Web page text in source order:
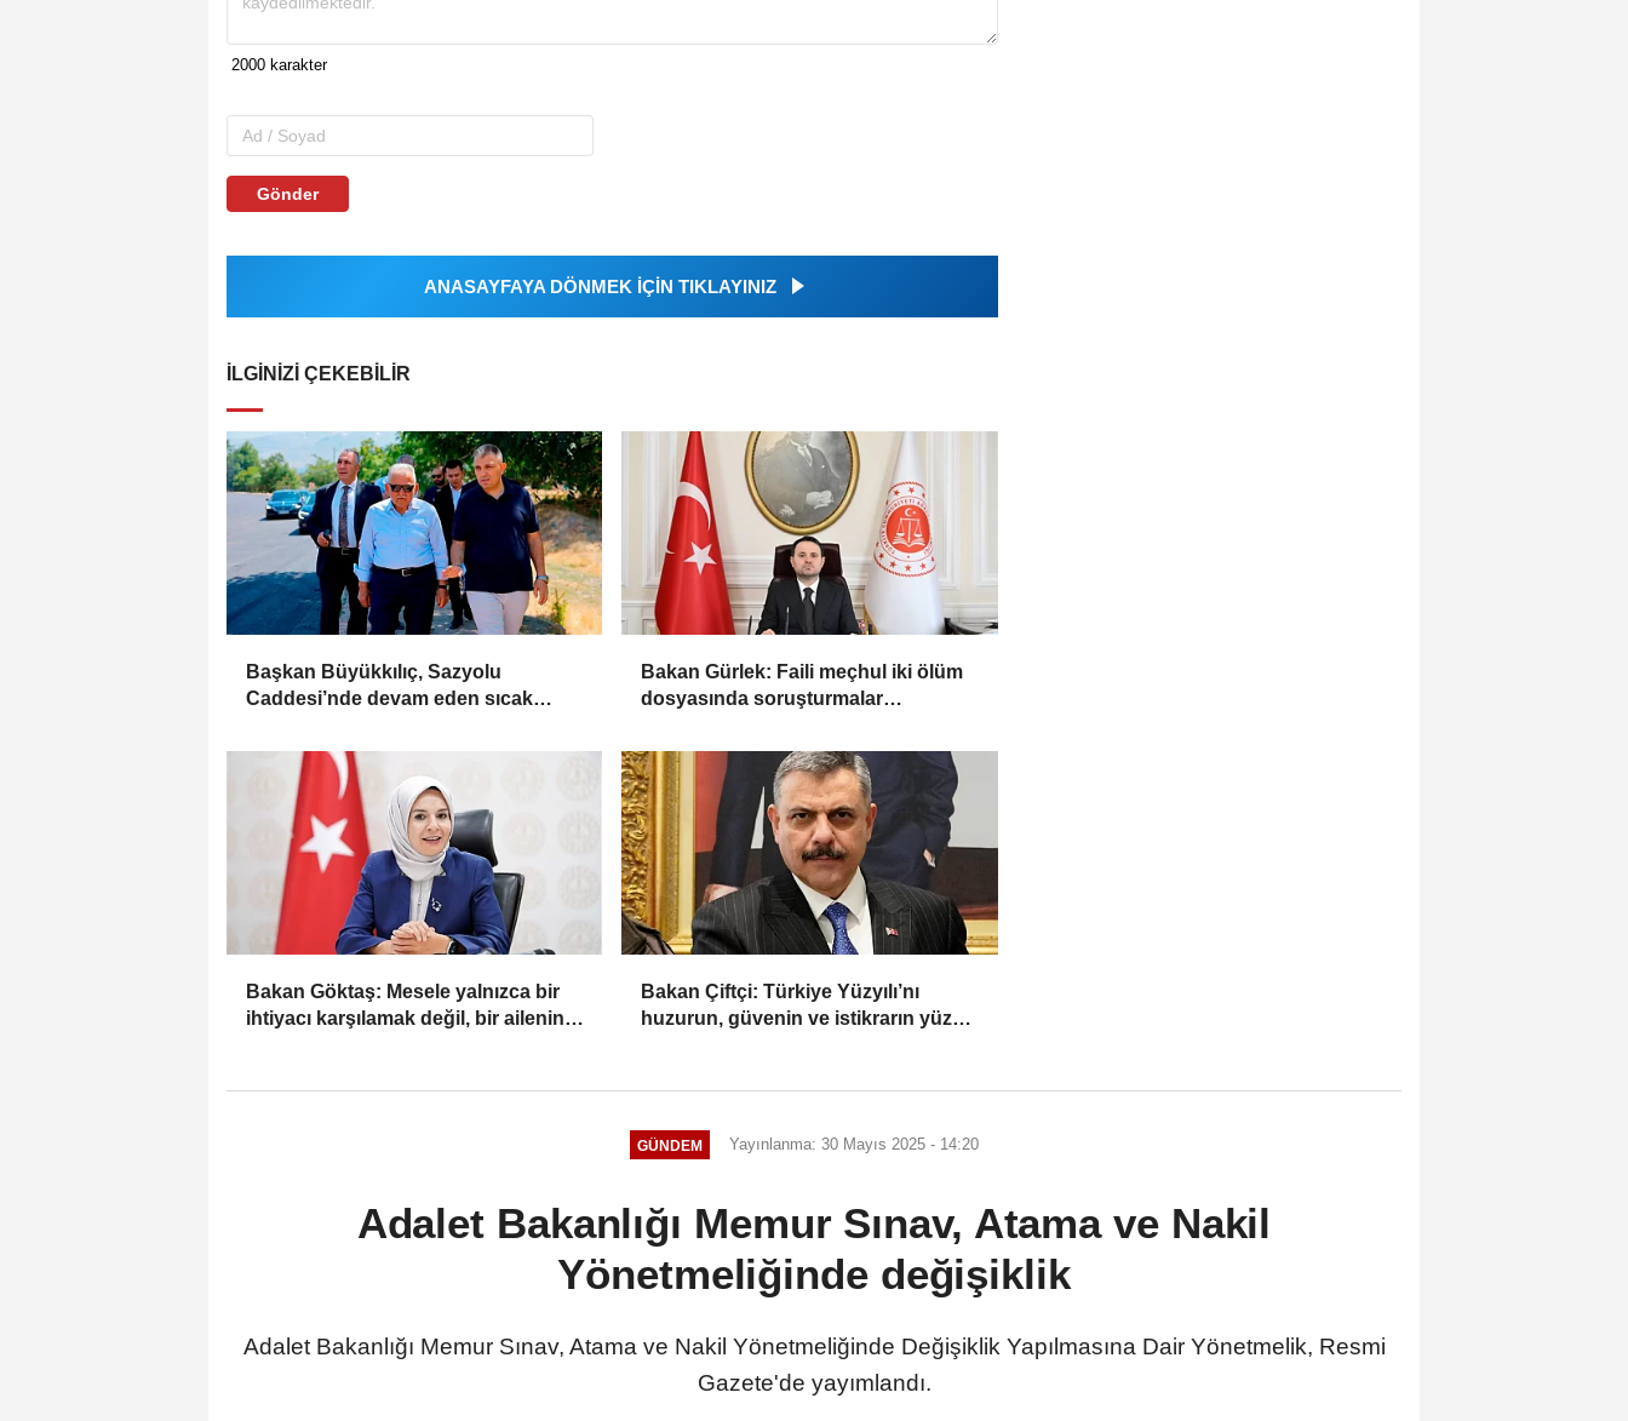
Gönder
ANASAYFAYA DÖNMEK İÇİN TIKLAYINIZ
İLGINIZI ÇEKEBILIR
Başkan Büyükkılıç, Sazyolu
Caddesi’nde devam eden sıcak
Bakan Gürlek: Faili meçhul iki ölüm
dosyasında soruşturmalar
Bakan Göktaş: Mesele yalnızca bir
ihtiyacı karşılamak değil, bir ailenin
Bakan Çiftçi: Türkiye Yüzyılı’nı
huzurun, güvenin ve istikrarın yüzyılı
GÜNDEM Yayınlanma: 30 Mayıs 2025 - 14:20
Adalet Bakanlığı Memur Sınav, Atama ve Nakil
Yönetmeliğinde değişiklik
Adalet Bakanlığı Memur Sınav, Atama ve Nakil Yönetmeliğinde Değişiklik Yapılmasına Dair Yönetmelik, Resmi
Gazete'de yayımlandı.